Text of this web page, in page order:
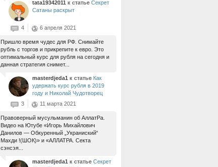
tata19342011 к статье Секрет
Сатаны раскрыт
4 6 апреля 2021
Пришло время чудес для РФ. Снимайте
рубль с торгов и прикрепите к евро. Это
оптимальный курс для рубля на сегодня и
данная стратегия снимет...
masterdjeda1 к статье Как
удержать курс рубля в 2019
году и Николай Чудотворец
3
11 марта 2021
Правоверный мусульманин об АллатРа.
Видео на Ютубе «Игорь Михайлович
Данилов — Обкуренный „Украниский“
Махди !(ШОК)» и «АЛЛАТРА. Секта
сэнсэя...
masterdjeda1 к статье Секрет